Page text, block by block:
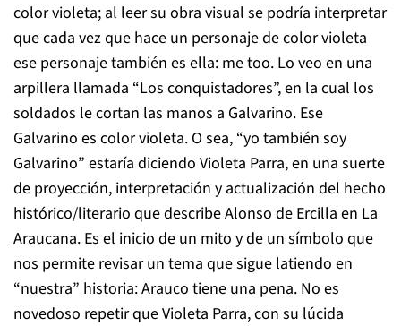
color violeta; al leer su obra visual se podría interpretar
que cada vez que hace un personaje de color violeta
ese personaje también es ella: me too. Lo veo en una
arpillera llamada “Los conquistadores”, en la cual los
soldados le cortan las manos a Galvarino. Ese
Galvarino es color violeta. O sea, “yo también soy
Galvarino” estaría diciendo Violeta Parra, en una suerte
de proyección, interpretación y actualización del hecho
histórico/literario que describe Alonso de Ercilla en La
Araucana. Es el inicio de un mito y de un símbolo que
nos permite revisar un tema que sigue latiendo en
“nuestra” historia: Arauco tiene una pena. No es
novedoso repetir que Violeta Parra, con su lúcida